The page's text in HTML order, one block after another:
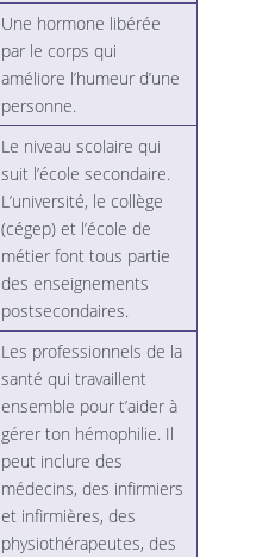
Une hormone libérée
par le corps qui
améliore l’humeur d’une
personne.
Le niveau scolaire qui
suit l’école secondaire.
L’université, le collège
(cégep) et l’école de
métier font tous partie
des enseignements
postsecondaires.
Les professionnels de la
santé qui travaillent
ensemble pour t’aider à
gérer ton hémophilie. Il
peut inclure des
médecins, des infirmiers
et infirmières, des
physiothérapeutes, des